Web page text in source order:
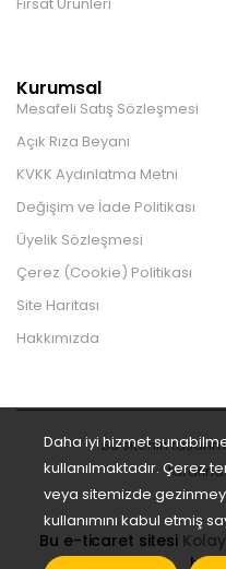
Kurumsal
Mesafeli Satış Sözleşmesi
Açık Rıza Beyanı
KVKK Aydınlatma Metni
Değişim ve İade Politikası
Üyelik Sözleşmesi
Çerez (Cookie) Politikası
Site Haritası
Hakkımızda
Bu sitenin
Bu e-ticaret sitesi
Daha iyi hizmet
kullanılmaktadır. Çerez
veya sitemizde
kullanımını kabul etmiş